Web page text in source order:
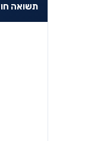
תשואה